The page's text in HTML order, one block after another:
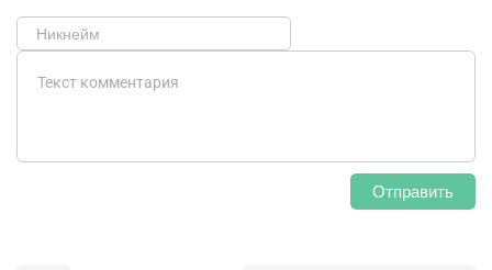
Отправить